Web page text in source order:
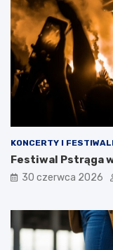
KONCERTY I
Festiwal Pstrąga
30 czerwca 2026